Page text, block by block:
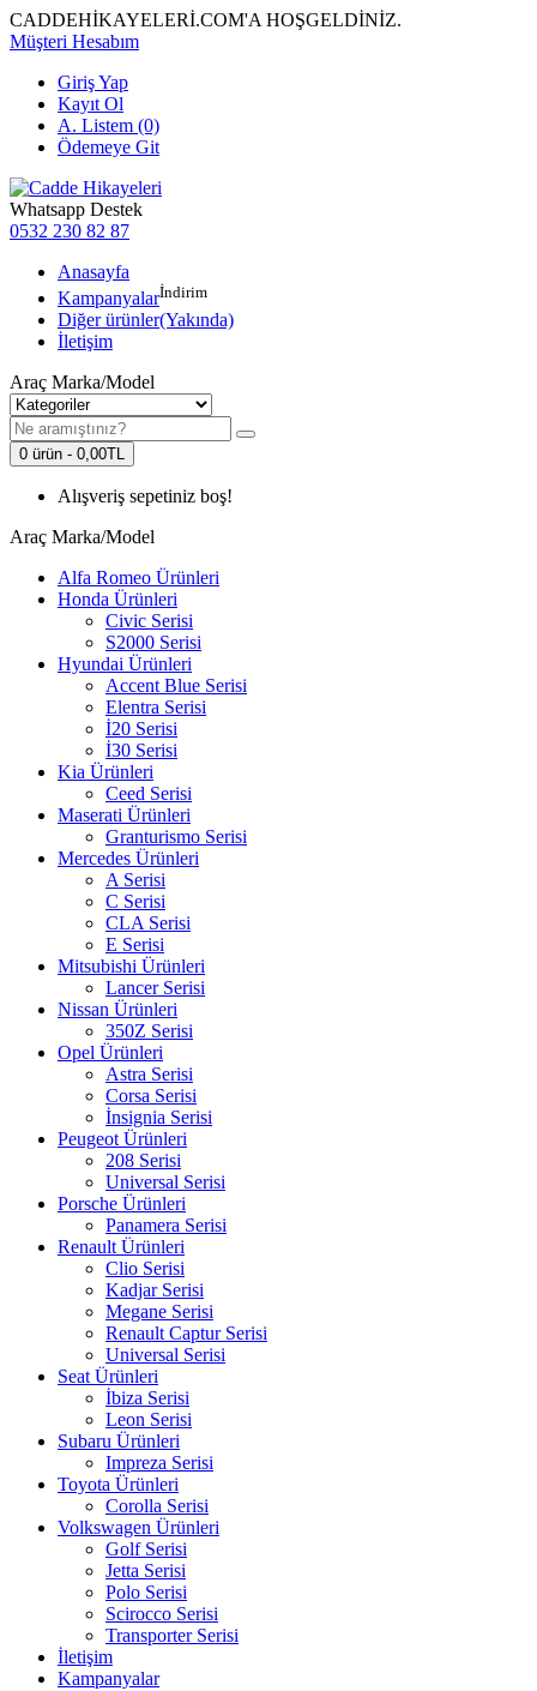
CADDEHİKAYELERİ.COM'A HOŞGELDİNİZ.
Müşteri Hesabım
Giriş Yap
Kayıt Ol
A. Listem (0)
Ödemeye Git
Whatsapp Destek
0532 230 82 87
Anasayfa
Kampanyalarİndirim
Diğer ürünler(Yakında)
İletişim
Araç Marka/Model
0 ürün - 0,00TL
Alışveriş sepetiniz boş!
Araç Marka/Model
Alfa Romeo Ürünleri
Honda Ürünleri
Civic Serisi
S2000 Serisi
Hyundai Ürünleri
Accent Blue Serisi
Elentra Serisi
İ20 Serisi
İ30 Serisi
Kia Ürünleri
Ceed Serisi
Maserati Ürünleri
Granturismo Serisi
Mercedes Ürünleri
A Serisi
C Serisi
CLA Serisi
E Serisi
Mitsubishi Ürünleri
Lancer Serisi
Nissan Ürünleri
350Z Serisi
Opel Ürünleri
Astra Serisi
Corsa Serisi
İnsignia Serisi
Peugeot Ürünleri
208 Serisi
Universal Serisi
Porsche Ürünleri
Panamera Serisi
Renault Ürünleri
Clio Serisi
Kadjar Serisi
Megane Serisi
Renault Captur Serisi
Universal Serisi
Seat Ürünleri
İbiza Serisi
Leon Serisi
Subaru Ürünleri
Impreza Serisi
Toyota Ürünleri
Corolla Serisi
Volkswagen Ürünleri
Golf Serisi
Jetta Serisi
Polo Serisi
Scirocco Serisi
Transporter Serisi
İletişim
Kampanyalar